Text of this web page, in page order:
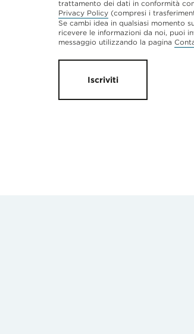
trattamento dei dati in conformità
Privacy Policy (compresi i
Se cambi idea in qualsiasi momento
ricevere le informazioni da noi, puoi
messaggio utilizzando la pagina
Iscriviti